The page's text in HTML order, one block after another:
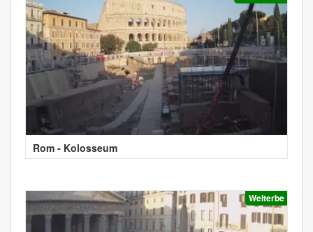
Rom - Kolosseum
Welterbe